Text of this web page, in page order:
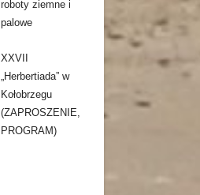
roboty ziemne i
palowe
XXVII
„Herbertiada” w
Kołobrzegu
(ZAPROSZENIE,
PROGRAM)